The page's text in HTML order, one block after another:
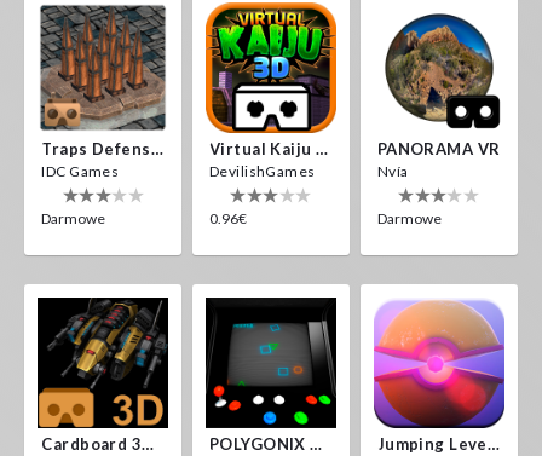
Traps Defense VR
IDC Games
Darmowe
Virtual Kaiju 3D
DevilishGames
0.96€
PANORAMA VR
Nvía
Darmowe
Cardboard 3D VR Space FPS Game POLYGONIX VR Jumping Levels